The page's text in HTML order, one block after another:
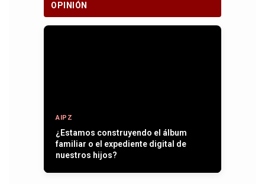
OPINIÓN
AIPZ
Entre plumas, operativos y la paz que
se quiere recuperar